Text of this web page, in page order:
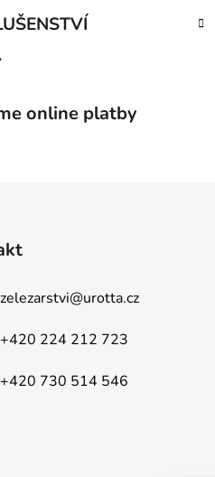
online platby
zelezarstvi@urotta.cz
+420 224 212 723
+420 730 514 546